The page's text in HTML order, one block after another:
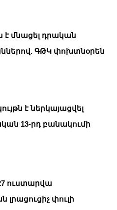
է մնացել դրական
ԳԹԿ փոխտնօրեն
է ներկայացվել
13-րդ բանակումի
ուստարվա
լրացուցիչ փուլի